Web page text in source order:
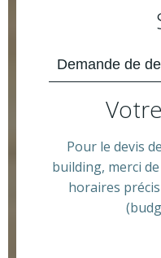
Pour le devis
building, merci
horaires